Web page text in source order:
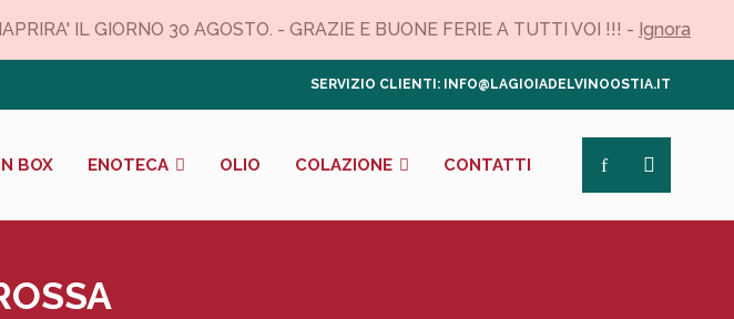
IL GIORNO 30 AGOSTO. - GRAZIE E BUONE FERIE A TUTTI VOI !!! - Ignora
SERVIZIO CLIENTI: INFO@LAGIOIADELVINOOSTIA.IT
BOX ENOTECA OLIO COLAZIONE CONTATTI